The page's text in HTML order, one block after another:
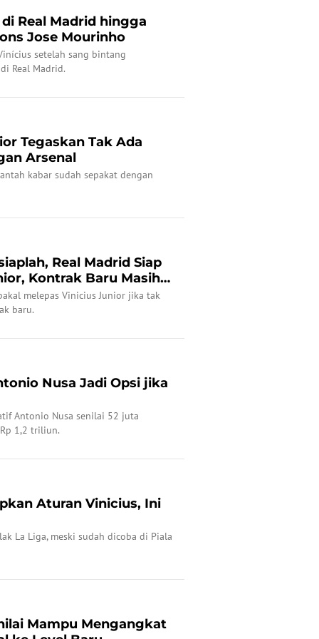
Real Madrid hingga
Jose Mourinho
setelah sang bintang
Real Madrid.
Tegaskan Tak Ada
Arsenal
kabar sudah sepakat dengan
Real Madrid Siap
Kontrak Baru Masih
melepas Vinicius Junior jika tak
baru.
Nusa Jadi Opsi jika
Antonio Nusa senilai 52 juta
1,2 triliun.
Aturan Vinicius, Ini
La Liga, meski sudah dicoba di Piala
Mampu Mengangkat